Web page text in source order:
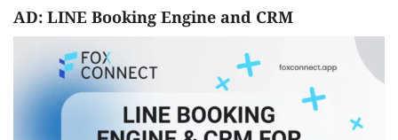
AD: LINE Booking Engine and CRM